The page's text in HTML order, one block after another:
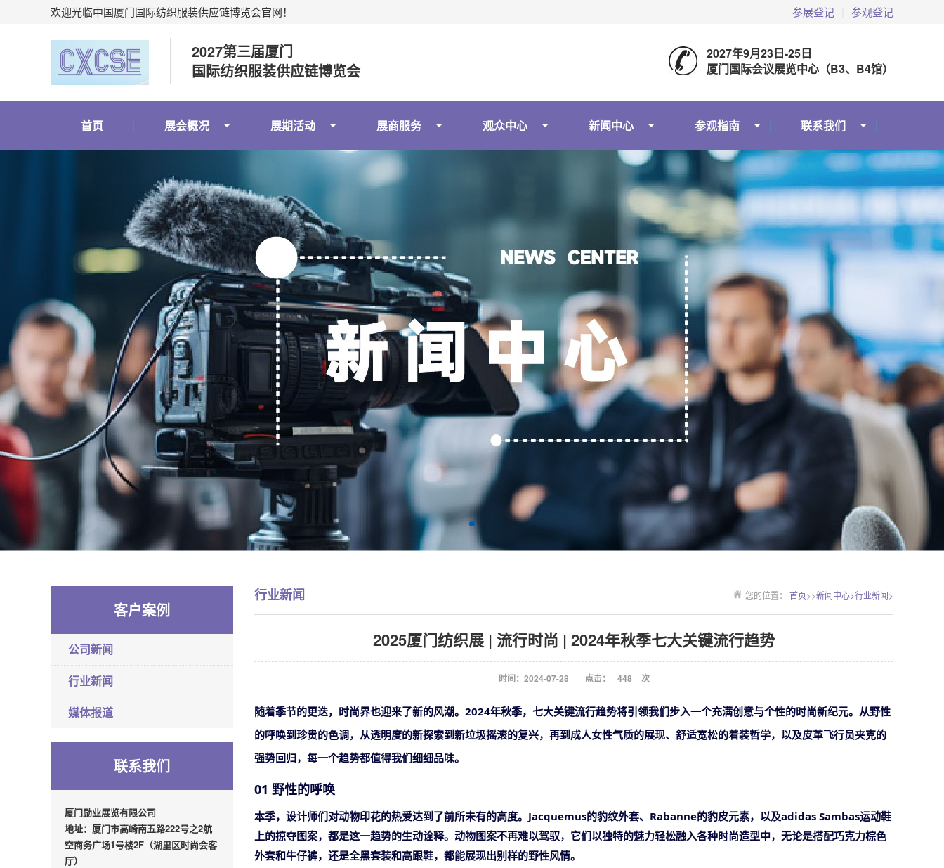
参展登记 参观登记
欢迎光临中国厦门国际纺织服装供应链博览会官网！
2027第三届厦门
国际纺织服装供应链博览会
2027年9月23日-25日
厦门国际会议展览中心（B3、B4馆）
首页 展会概况 展期活动 展商服务 观众中心 新闻中心 参观指南 联系我们
客户案例
公司新闻
行业新闻
媒体报道
联系我们
厦门励业展览有限公司
地址：厦门市高崎南五路222号之2航
空商务广场1号楼2F（湖里区时尚会客
厅）
您的位置： 首页>>新闻中心>行业新闻>
行业新闻
2025厦门纺织展 | 流行时尚 | 2024年秋季七大关键流行趋势
时间：2024-07-28 点击： 448 次
随着季节的更迭，时尚界也迎来了新的风潮。 2024年秋季，七大关键流行趋势将引领我们步入一个充满创意与个性的时尚新纪元。从野性
的呼唤到珍贵的色调，从透明度的新探索到新垃圾摇滚的复兴，再到成人女性气质的展现、舒适宽松的着装哲学，以及皮革飞行员夹克的
强势回归，每一个趋势都值得我们细细品味。
01 野性的呼唤
本季，设计师们对动物印花的热爱达到了前所未有的高度。 Jacquemus的豹纹外套、Rabanne的豹皮元素，以及adidas Sambas运动鞋
上的掠夺图案，都是这一趋势的生动诠释。动物图案不再难以驾驭，它们以独特的魅力轻松融入各种时尚造型中，无论是搭配巧克力棕色
外套和牛仔裤，还是全黑套装和高跟鞋，都能展现出别样的野性风情。